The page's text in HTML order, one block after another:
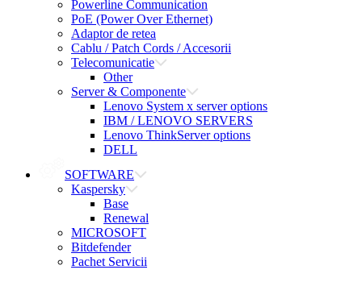
Powerline Communication
PoE (Power Over Ethernet)
Adaptor de retea
Cablu / Patch Cords / Accesorii
Telecomunicatie
Other
Server & Componente
Lenovo System x server options
IBM / LENOVO SERVERS
Lenovo ThinkServer options
DELL
SOFTWARE
Kaspersky
Base
Renewal
MICROSOFT
Bitdefender
Pachet Servicii